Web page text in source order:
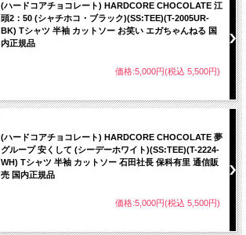
(ハードコアチョコレート) HARDCORE CHOCOLATE 江
頭2：50 (シャチホコ・ブラック)(SS:TEE)(T-2005UR-
BK) Tシャツ 半袖 カットソー お笑い エガちゃんねる 国
内正規品
価格:5,000円(税込 5,500円)
(ハードコアチョコレート) HARDCORE CHOCOLATE 夢
グループ 安くして (シーデーホワイト)(SS:TEE)(T-2224-
WH) Tシャツ 半袖 カットソー 石田社長 保科有里 通信販
売 国内正規品
価格:5,000円(税込 5,500円)